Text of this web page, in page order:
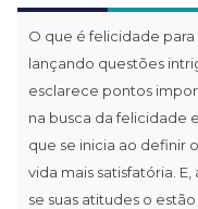
O que é felicidade
lançando questões
esclarece pontos
na busca da felicidade
que se inicia ao definir
vida mais satisfatória.
se suas atitudes o